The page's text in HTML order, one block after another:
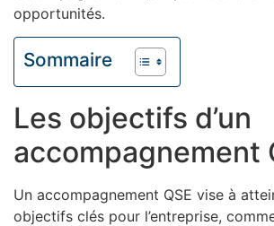
opportunités.
Sommaire
Les objectifs d’un
accompagnement
Un accompagnement QSE vise à
objectifs clés pour l’entreprise,